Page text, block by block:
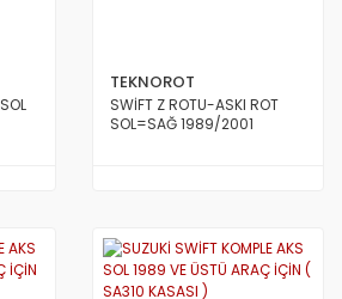
TEKNOROT
SWİFT Z ROTU-ASKI ROT
SOL=SAĞ 1989/2001